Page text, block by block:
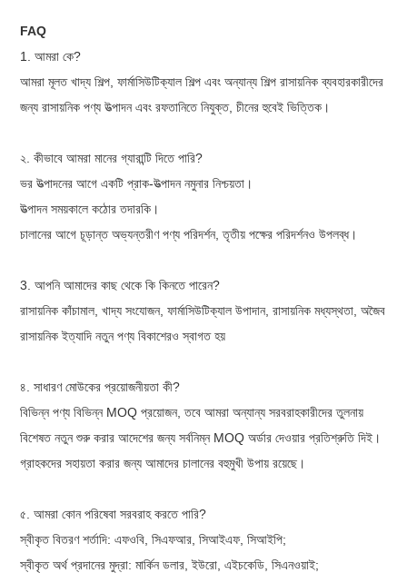
FAQ
1. আমরা কে?
আমরা মূলত খাদ্য শিল্প, ফার্মাসিউটিক্যাল শিল্প এবং অন্যান্য শিল্প রাসায়নিক ব্যবহারকারীদের
জন্য রাসায়নিক পণ্য উত্পাদন এবং রফতানিতে নিযুক্ত, চীনের হুবেই ভিত্তিক।
২. কীভাবে আমরা মানের গ্যারান্টি দিতে পারি?
ভর উত্পাদনের আগে একটি প্রাক-উত্পাদন নমুনার নিশ্চয়তা।
উত্পাদন সময়কালে কঠোর তদারকি।
চালানের আগে চূড়ান্ত অভ্যন্তরীণ পণ্য পরিদর্শন, তৃতীয় পক্ষের পরিদর্শনও উপলব্ধ।
3. আপনি আমাদের কাছ থেকে কি কিনতে পারেন?
রাসায়নিক কাঁচামাল, খাদ্য সংযোজন, ফার্মাসিউটিক্যাল উপাদান, রাসায়নিক মধ্যস্থতা, অজৈব
রাসায়নিক ইত্যাদি নতুন পণ্য বিকাশেরও স্বাগত হয়
৪. সাধারণ মোউকের প্রয়োজনীয়তা কী?
বিভিন্ন পণ্য বিভিন্ন MOQ প্রয়োজন, তবে আমরা অন্যান্য সরবরাহকারীদের তুলনায়
বিশেষত নতুন শুরু করার আদেশের জন্য সর্বনিম্ন MOQ অর্ডার দেওয়ার প্রতিশ্রুতি দিই।
গ্রাহকদের সহায়তা করার জন্য আমাদের চালানের বহুমুখী উপায় রয়েছে।
৫. আমরা কোন পরিষেবা সরবরাহ করতে পারি?
স্বীকৃত বিতরণ শর্তাদি: এফওবি, সিএফআর, সিআইএফ, সিআইপি;
স্বীকৃত অর্থ প্রদানের মুদ্রা: মার্কিন ডলার, ইউরো, এইচকেডি, সিএনওয়াই;